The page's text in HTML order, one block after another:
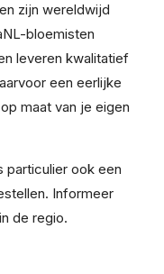
zijn wereldwijd
bloemisten
leveren kwalitatief
een eerlijke
maat van je eigen
particulier ook een
Informeer
in de regio.